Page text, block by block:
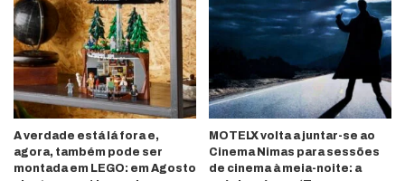
A verdade está lá fora e,
agora, também pode ser
montada em LEGO: em Agosto
MOTELX volta a juntar-se ao
Cinema Nimas para sessões
de cinema à meia-noite: a